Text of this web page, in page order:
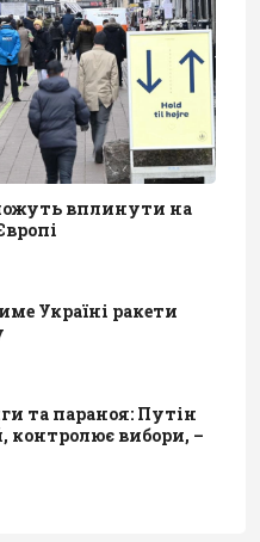
вплинути на
Україні ракети
та параноя: Путін
контролює вибори, –